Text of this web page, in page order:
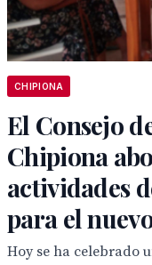
CHIPIONA
El Consejo
Chipiona
actividades
para el
Hoy se ha celebrado